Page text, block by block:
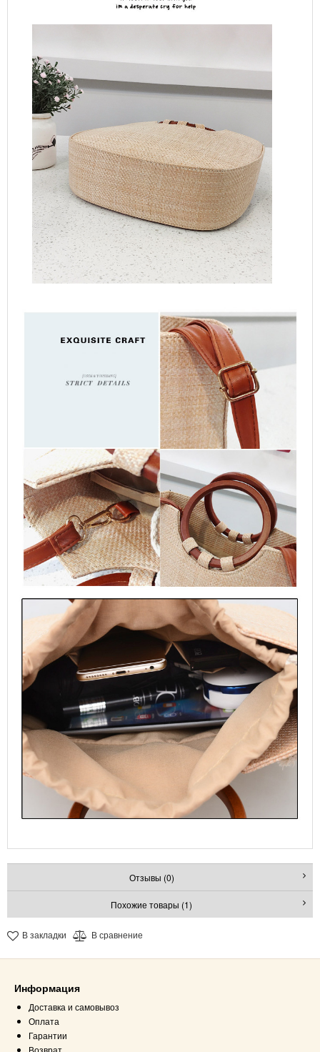
Отзывы (0)
Похожие товары (1)
В закладки В сравнение
Информация
Доставка и самовывоз
Оплата
Гарантии